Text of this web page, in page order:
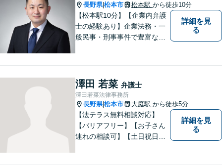
などお気軽にご相談くださ
い。
長野県|松本市 松本駅 から徒歩10分
【松本駅10分】【企業内弁護
士の経験あり】企業法務・一
般民事・刑事事件で豊富な実
供します。
詳細を見
る
澤田 若菜 弁護士
澤田若菜法律事務所
長野県|松本市 大庭駅 から徒歩5分
【法テラス無料相談対応】
【バリアフリー】【お子さん
連れの相談可】【土日祝日応
詳細を見
る